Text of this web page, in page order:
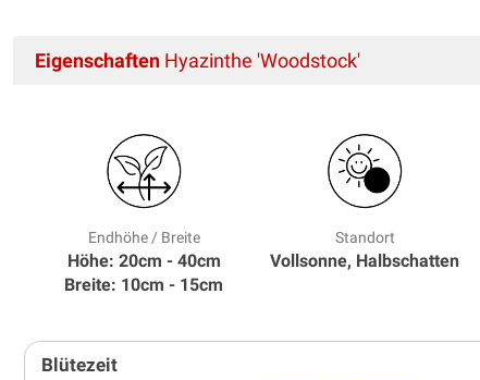
Eigenschaften Hyazinthe 'Woodstock'
Endhöhe / Breite
Höhe: 20cm - 40cm
Breite: 10cm - 15cm
Standort
Vollsonne, Halbschatten
Blütezeit